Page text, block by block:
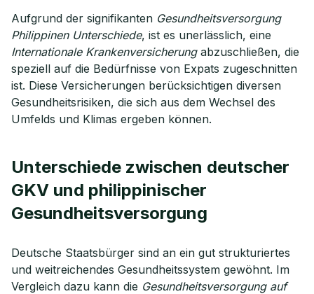
Aufgrund der signifikanten Gesundheitsversorgung
Philippinen Unterschiede, ist es unerlässlich, eine
Internationale Krankenversicherungabzuschließen, die
speziell auf die Bedürfnisse von Expats zugeschnitten
ist. Diese Versicherungen berücksichtigen diversen
Gesundheitsrisiken, die sich aus dem Wechsel des
Umfelds und Klimas ergeben können.
Unterschiede zwischen deutscher
GKV und philippinischer
Gesundheitsversorgung
Deutsche Staatsbürger sind an ein gut strukturiertes
und weitreichendes Gesundheitssystem gewöhnt. Im
Vergleich dazu kann die Gesundheitsversorgung auf